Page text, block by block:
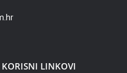
KORISNI LINKOVI